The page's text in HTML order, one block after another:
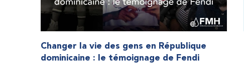
Changer la vie des gens en République
dominicaine : le témoignage de Fendi